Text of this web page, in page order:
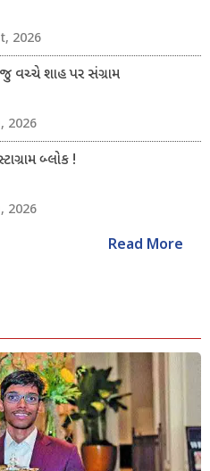
2026
વચ્ચે શાહ પર સંગ્રામ
2026
બ્લોક !
2026
Read More